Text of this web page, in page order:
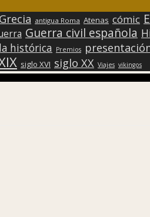
antigua Roma Atenas cómic
Guerra civil española
histórica Premios
siglo XVI siglo XX Viajes vikingos